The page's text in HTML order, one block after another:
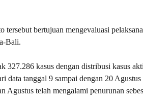
bertujuan mengevaluasi
Bali.
327.286 kasus dengan distribusi kasus
data tanggal 9 sampai dengan 20
Agustus telah mengalami penurunan